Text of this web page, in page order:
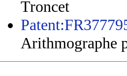
Troncet
Arithmographe